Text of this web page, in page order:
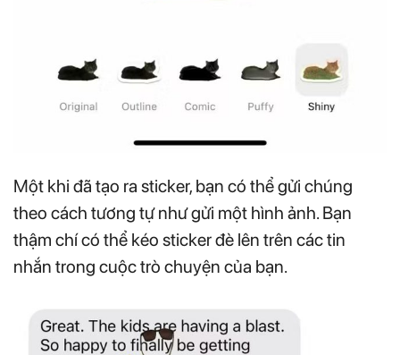
Một khi đã tạo ra sticker, bạn có thể gửi chúng
theo cách tương tự như gửi một hình ảnh. Bạn
thậm chí có thể kéo sticker đè lên trên các tin
nhắn trong cuộc trò chuyện của bạn.